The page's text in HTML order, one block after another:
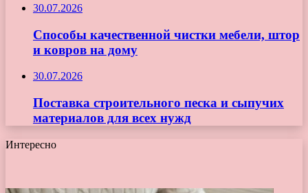
30.07.2026
Способы качественной чистки мебели, штор
и ковров на дому
30.07.2026
Поставка строительного песка и сыпучих
материалов для всех нужд
Интересно